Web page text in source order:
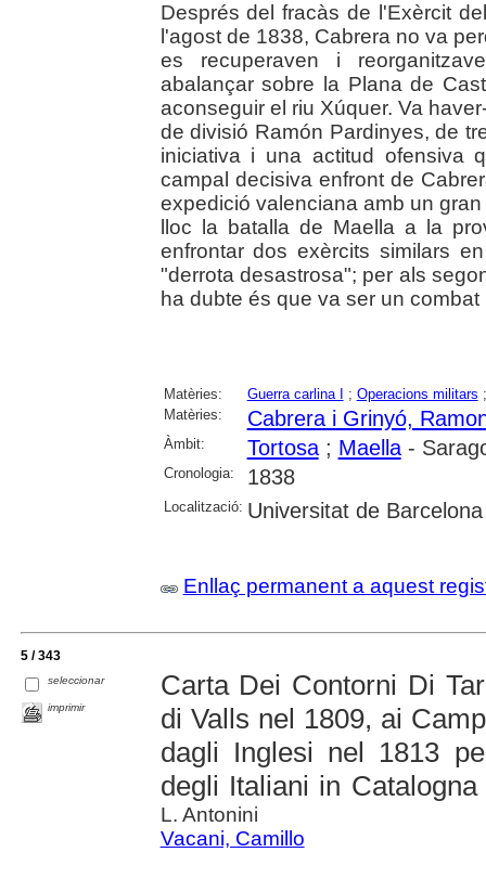
Després del fracàs de l'Exèrcit
l'agost de 1838, Cabrera no va
es recuperaven i
abalançar sobre la Plana de
aconseguir el riu Xúquer. Va
de divisió Ramón Pardinyes, de
iniciativa i una actitud ofensiva
campal decisiva enfront de
expedició valenciana amb un
lloc la batalla de Maella a la
enfrontar dos exèrcits similars
"derrota desastrosa"; per als
ha dubte és que va ser un
Matèries: Guerra carlina I ; Operacions militars
Matèries:
Cabrera i Grinyó,
Àmbit: Tortosa; Maella-
Cronologia: 1838
Localització: Universitat de Barcelona
Enllaç permanent a aquest
5 / 343
seleccionar
imprimir
Carta Dei Contorni Di
di Valls nel 1809, ai
dagli Inglesi nel 1813
degli Italiani in Catalogna
L. Antonini
Vacani, Camillo